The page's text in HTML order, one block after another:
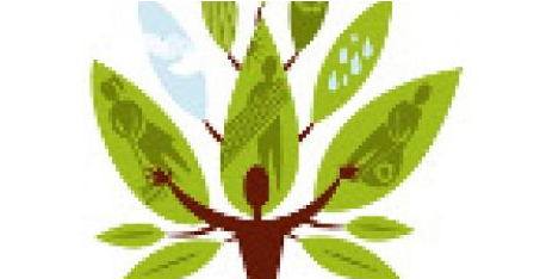
realiza
3°
Fórum
em
Saúde
do
Trabalhador